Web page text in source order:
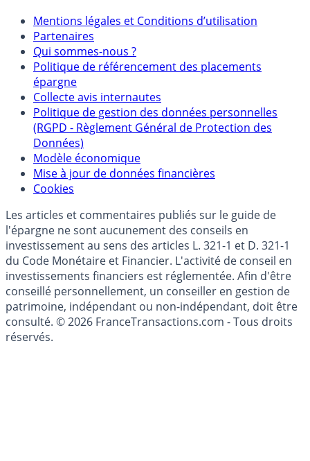
Mentions légales et Conditions d’utilisation
Partenaires
Qui sommes-nous ?
Politique de référencement des placements
épargne
Collecte avis internautes
Politique de gestion des données personnelles
(RGPD - Règlement Général de Protection des
Données)
Modèle économique
Mise à jour de données financières
Cookies
Les articles et commentaires publiés sur le guide de
l'épargne ne sont aucunement des conseils en
investissement au sens des articles L. 321-1 et D. 321-1
du Code Monétaire et Financier. L'activité de conseil en
investissements financiers est réglementée. Afin d'être
conseillé personnellement, un conseiller en gestion de
patrimoine, indépendant ou non-indépendant, doit être
consulté. © 2026 FranceTransactions.com - Tous droits
réservés.